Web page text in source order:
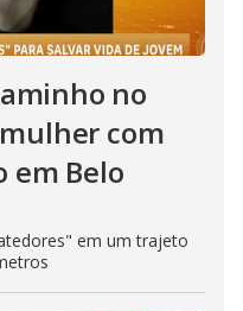
no
com
em Belo
em um trajeto